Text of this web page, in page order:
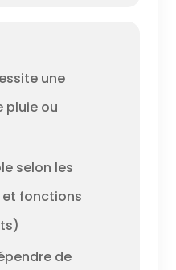
une
pluie ou
selon les
et fonctions
de